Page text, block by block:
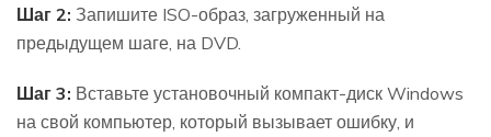
Шаг 2: Запишите ISO-образ, загруженный на
предыдущем шаге, на DVD.
Шаг 3: Вставьте установочный компакт-диск Windows
на свой компьютер, который вызывает ошибку, и